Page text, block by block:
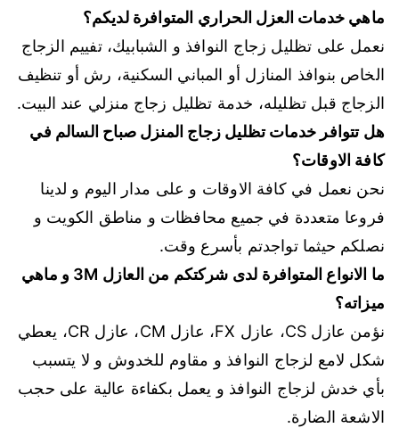
ماهي خدمات العزل الحراري المتوافرة لديكم؟
نعمل على تظليل زجاج النوافذ و الشبابيك، تفييم الزجاج
الخاص بنوافذ المنازل أو المباني السكنية، رش أو تنظيف
الزجاج قبل تظليله، خدمة تظليل زجاج منزلي عند البيت.
هل تتوافر خدمات تظليل زجاج المنزل صباح السالم في
كافة الاوقات؟
نحن نعمل في كافة الاوقات و على مدار اليوم و لدينا
فروعا متعددة في جميع محافظات و مناطق الكويت و
نصلكم حيثما تواجدتم بأسرع وقت.
ما الانواع المتوافرة لدى شركتكم من العازل 3M و ماهي
ميزاته؟
نؤمن عازل CS، عازل FX، عازل CM، عازل CR، يعطي
شكل لامع لزجاج النوافذ و مقاوم للخدوش و لا يتسبب
بأي خدش لزجاج النوافذ و يعمل بكفاءة عالية على حجب
الاشعة الضارة.